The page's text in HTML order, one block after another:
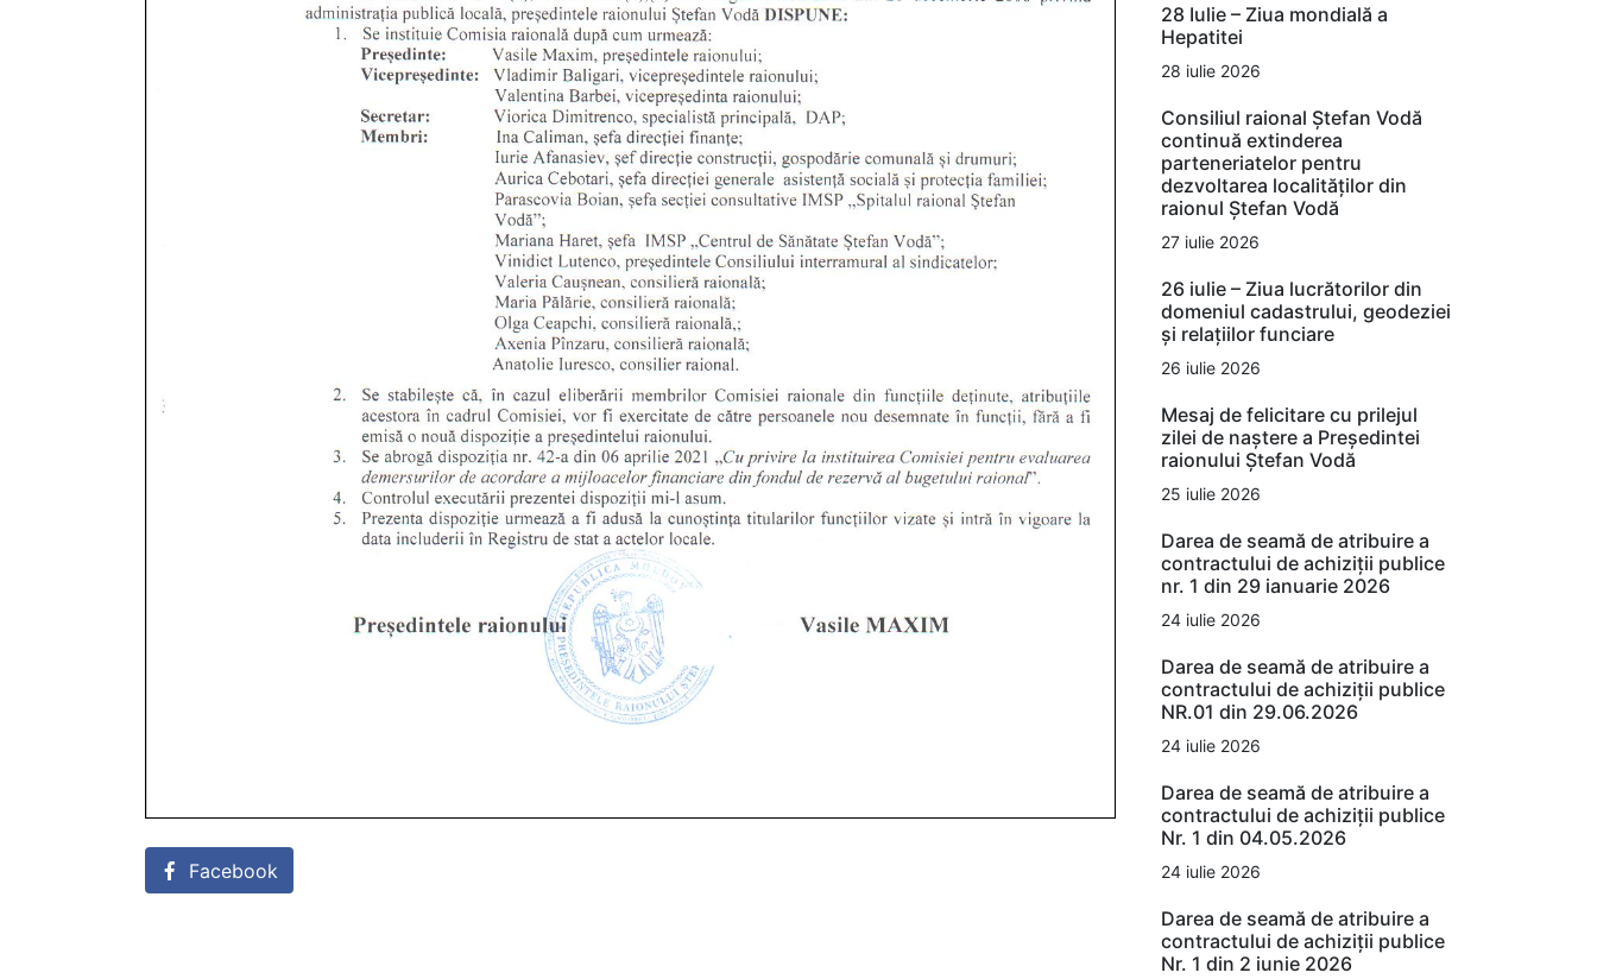
Facebook
28 Iulie – Ziua mondială a
Hepatitei
28 iulie 2026
Consiliul raional Ștefan Vodă
continuă extinderea
parteneriatelor pentru
dezvoltarea localităților din
raionul Ștefan Vodă
27 iulie 2026
26 iulie – Ziua lucrătorilor din
domeniul cadastrului, geodeziei
și relațiilor funciare
26 iulie 2026
Mesaj de felicitare cu prilejul
zilei de naștere a Președintei
raionului Ștefan Vodă
25 iulie 2026
Darea de seamă de atribuire a
contractului de achiziții publice
nr. 1 din 29 ianuarie 2026
24 iulie 2026
Darea de seamă de atribuire a
contractului de achiziții publice
NR.01 din 29.06.2026
24 iulie 2026
Darea de seamă de atribuire a
contractului de achiziții publice
Nr. 1 din 04.05.2026
24 iulie 2026
Darea de seamă de atribuire a
contractului de achiziții publice
Nr. 1 din 2 iunie 2026